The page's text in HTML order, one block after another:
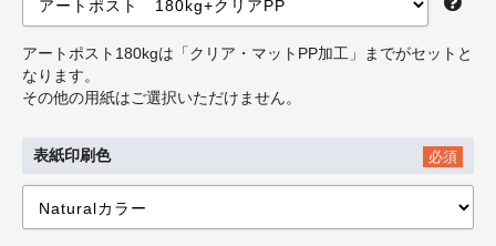
アートポスト180kgは「クリア・マットPP加工」までがセットと
なります。
その他の用紙はご選択いただけません。
表紙印刷色 必須